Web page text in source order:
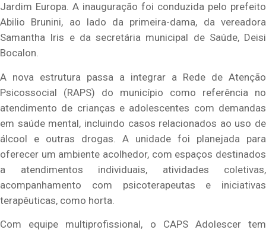
Jardim Europa. A inauguração foi conduzida pelo prefeito
Abilio Brunini, ao lado da primeira-dama, da vereadora
Samantha Iris e da secretária municipal de Saúde, Deisi
Bocalon.
A nova estrutura passa a integrar a Rede de Atenção
Psicossocial (RAPS) do município como referência no
atendimento de crianças e adolescentes com demandas
em saúde mental, incluindo casos relacionados ao uso de
álcool e outras drogas. A unidade foi planejada para
oferecer um ambiente acolhedor, com espaços destinados
a atendimentos individuais, atividades coletivas,
acompanhamento com psicoterapeutas e iniciativas
terapêuticas, como horta.
Com equipe multiprofissional, o CAPS Adolescer tem